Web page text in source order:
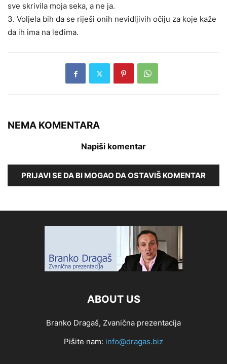
sve skrivila moja seka, a ne ja.
3. Voljela bih da se riješi onih nevidljivih očiju za koje kaže
da ih ima na leđima.
NEMA KOMENTARA
Napiši komentar
PRIJAVI SE DA BI MOGAO DA OSTAVIŠ KOMENTAR
ABOUT US
Branko Dragaš, Zvanična prezentacija
Pišite nam: info@dragas.biz